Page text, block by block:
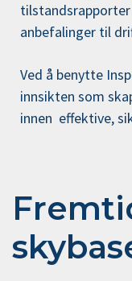
anbefalinger til
Ved å benytte
innsikten som
innen effektive,